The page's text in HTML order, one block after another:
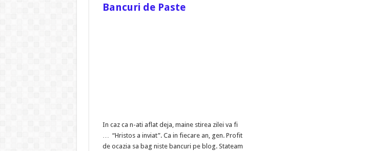
Bancuri de Paste
In caz ca n-ati aflat deja, maine stirea zilei va fi
… “Hristos a inviat”. Ca in fiecare an, gen. Profit
de ocazia sa bag niste bancuri pe blog. Stateam